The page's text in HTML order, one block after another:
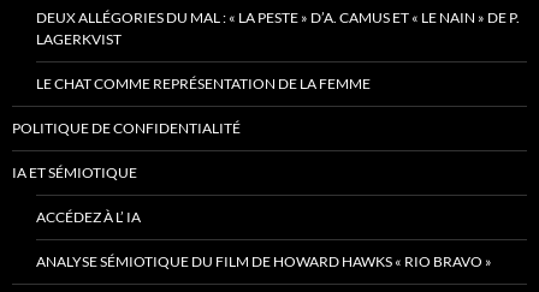
DEUX ALLÉGORIES DU MAL : « LA PESTE » D’A. CAMUS ET « LE NAIN » DE P.
LAGERKVIST
LE CHAT COMME REPRÉSENTATION DE LA FEMME
POLITIQUE DE CONFIDENTIALITÉ
IA ET SÉMIOTIQUE
ACCÉDEZ À L’ IA
ANALYSE SÉMIOTIQUE DU FILM DE HOWARD HAWKS « RIO BRAVO »